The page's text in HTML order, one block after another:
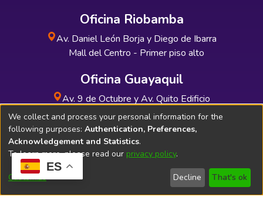
ES
Oficina Riobamba
Av. Daniel León Borja y Diego de Ibarra
Mall del Centro - Primer piso alto
Oficina Guayaquil
Av. 9 de Octubre y Av. Quito Edificio
INDUAUTO - Planta baja
Soporte Técnico Bibliolatino.com
We collect and process your personal information for the
following purposes: Authentication, Preferences,
Acknowledgement and Statistics.
To learn more, please read our privacy policy.
Customize Decline That's ok